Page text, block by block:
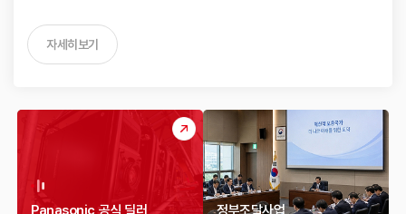
자세히보기
Panasonic 공식 딜러 정부조달사업